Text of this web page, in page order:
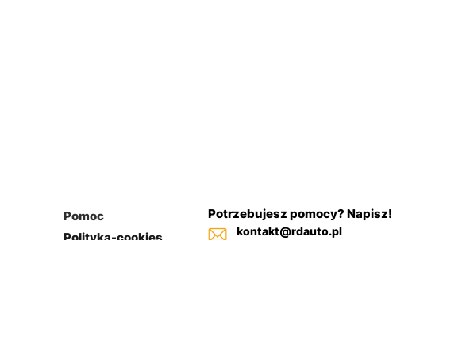
Pomoc
Polityka-cookies
Potrzebujesz pomocy? Napisz!
kontakt@rdauto.pl